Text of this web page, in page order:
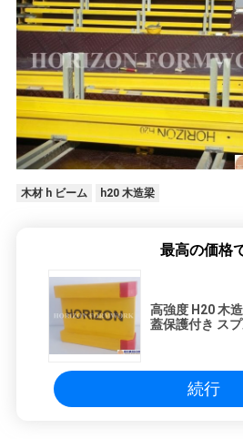
木材 h ビーム h20 木造梁
最高の価格
高強度 H20 木
蓋保護付き ス
続行